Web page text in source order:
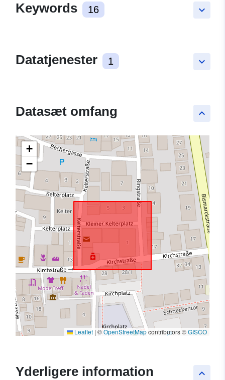
keyboard_arrow_down
Keywords 16
keyboard_arrow_down
Datatjenester 1
keyboard_arrow_up
Datasæt omfang
+
−
Leaflet | ©OpenStreetMapcontributors ©GISCO
keyboard_arrow_up
Yderligere information